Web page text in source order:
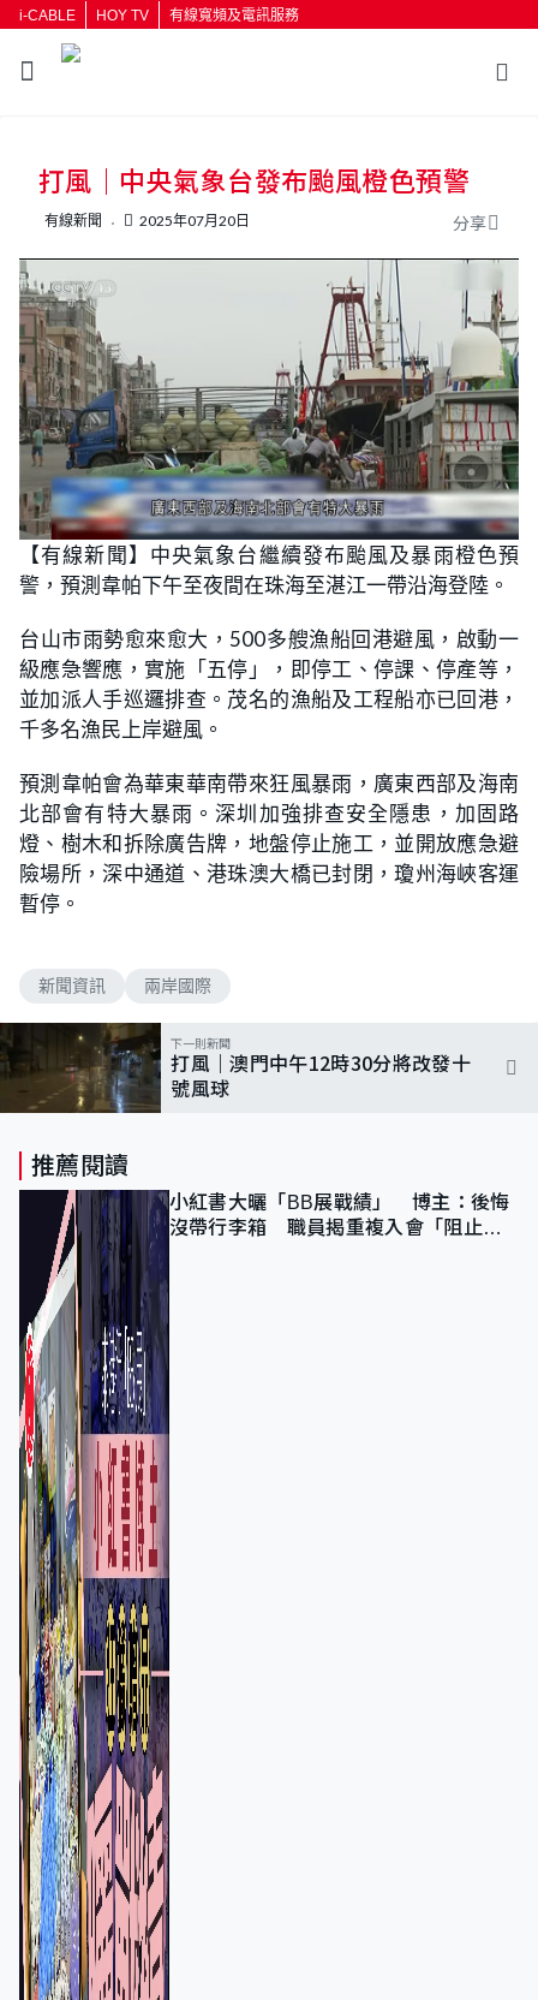
i-CABLE HOY TV 有線寬頻及電訊服務
按輸入鍵開始搜尋
打風｜中央氣象台發布颱風橙色預警
有線新聞 2025年07月20日 分享
【有線新聞】中央氣象台繼續發布颱風及暴雨橙色預
警，預測韋帕下午至夜間在珠海至湛江一帶沿海登陸。
台山市雨勢愈來愈大，500多艘漁船回港避風，啟動一
級應急響應，實施「五停」，即停工、停課、停產等，
並加派人手巡邏排查。茂名的漁船及工程船亦已回港，
千多名漁民上岸避風。
預測韋帕會為華東華南帶來狂風暴雨，廣東西部及海南
北部會有特大暴雨。深圳加強排查安全隱患，加固路
燈、樹木和拆除廣告牌，地盤停止施工，並開放應急避
險場所，深中通道、港珠澳大橋已封閉，瓊州海峽客運
暫停。
新聞資訊 兩岸國際
下一則新聞
打風｜澳門中午12時30分將改發十
號風球
推薦閱讀
小紅書大曬「BB展戰績」 博主：後悔
沒帶行李箱 職員揭重複入會「阻止唔